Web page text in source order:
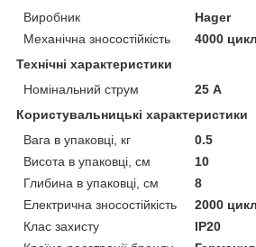
Виробник
Hager
Механічна зносостійкість
4000
Технічні характеристики
Номінальний струм
25 А
Користувальницькі характеристики
Вага в упаковці, кг
0.5
Висота в упаковці, см
10
Глибина в упаковці, см
8
Електрична зносостійкість
2000
Клас захисту
IP20